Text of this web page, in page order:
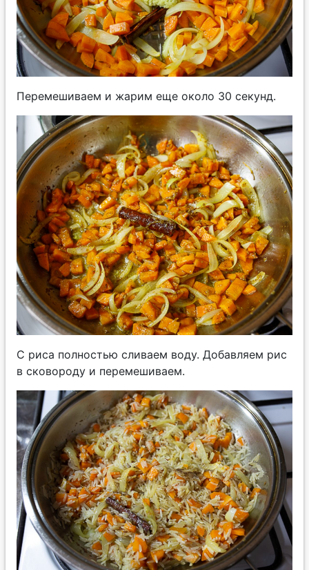
Перемешиваем и жарим еще около 30 секунд.
С риса полностью сливаем воду. Добавляем рис
в сковороду и перемешиваем.